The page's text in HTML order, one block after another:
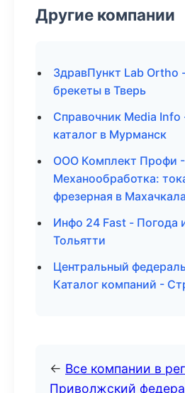
Другие компании
ЗдравПункт Lab Ortho
брекеты в Тверь
Справочник Media Info
каталог в Мурманск
ООО Комплект Профи -
Механообработка:
фрезерная в Махачкала
Инфо 24 Fast - Погода
Тольятти
Центральный
Каталог компаний -
← Все компании в
Приволжский